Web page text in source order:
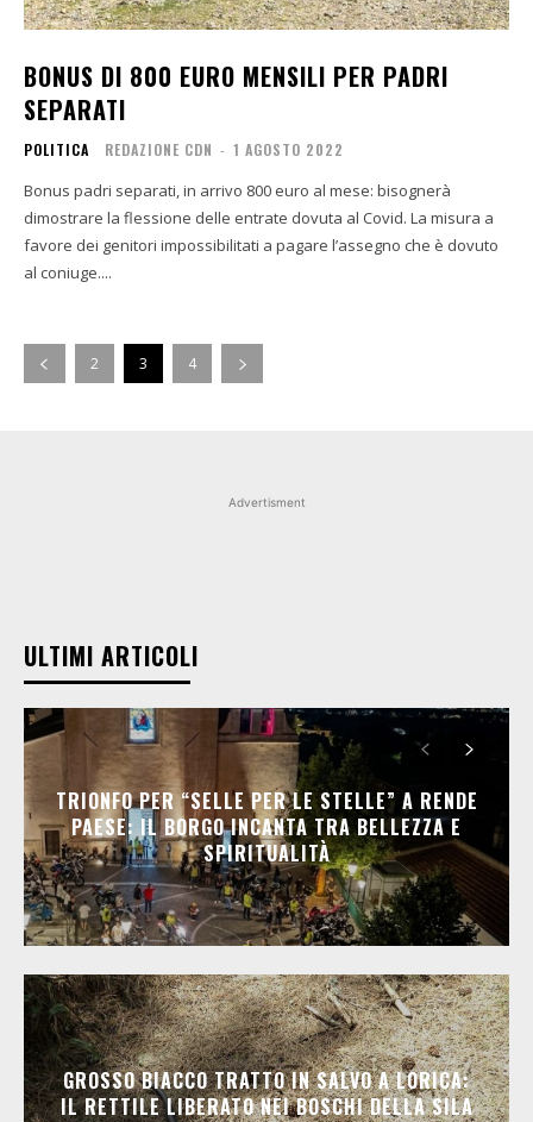
BONUS DI 800 EURO MENSILI PER PADRI
SEPARATI
POLITICA REDAZIONE CDN - 1 AGOSTO 2022
Bonus padri separati, in arrivo 800 euro al mese: bisognerà
dimostrare la flessione delle entrate dovuta al Covid. La misura a
favore dei genitori impossibilitati a pagare l’assegno che è dovuto
al coniuge....
2 3 4
Advertisment
ULTIMI ARTICOLI
TRIONFO PER “SELLE PER LE STELLE” A RENDE
PAESE: IL BORGO INCANTA TRA BELLEZZA E
SPIRITUALITÀ
GROSSO BIACCO TRATTO IN SALVO A LORICA:
IL RETTILE LIBERATO NEI BOSCHI DELLA SILA